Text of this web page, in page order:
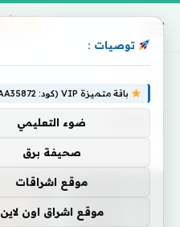
توصيات :
باقة متميزة VIP (كود: AA35872):
ضوء التعليمي
صحيفة برق
موقع اشراقات
موقع اشراق اون لاين